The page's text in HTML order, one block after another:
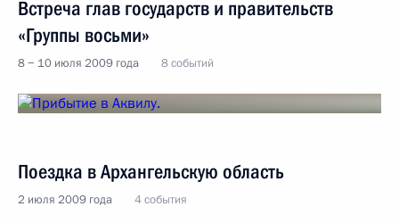
Встреча глав государств и правительств
«Группы восьми»
8 − 10 июля 2009 года 8 событий
Поездка в Архангельскую область
2 июля 2009 года 4 события